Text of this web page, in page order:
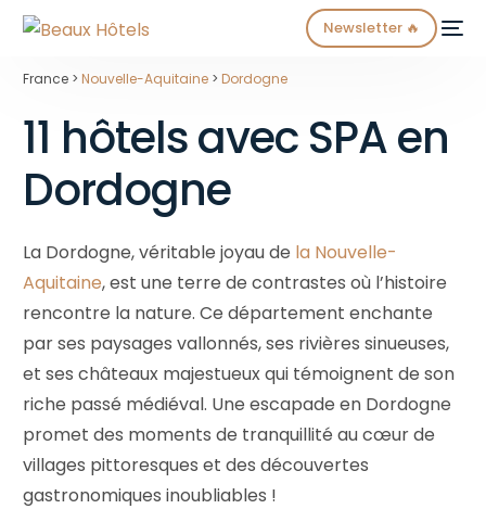
Newsletter 🔥
France > Nouvelle-Aquitaine > Dordogne
11 hôtels avec SPA en
Dordogne
La Dordogne, véritable joyau de la Nouvelle-
Aquitaine, est une terre de contrastes où l’histoire
rencontre la nature. Ce département enchante
par ses paysages vallonnés, ses rivières sinueuses,
et ses châteaux majestueux qui témoignent de son
riche passé médiéval. Une escapade en Dordogne
promet des moments de tranquillité au cœur de
villages pittoresques et des découvertes
gastronomiques inoubliables !
NEW